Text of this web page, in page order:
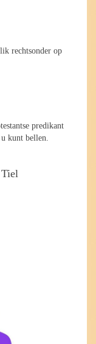
rechtsonder op
predikant
kunt bellen.